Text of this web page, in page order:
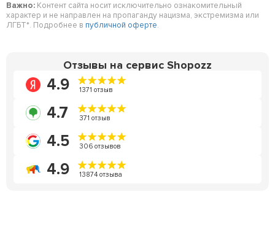
Важно: Контент сайта носит исключительно ознакомительный
характер и не направлен на пропаганду нацизма, экстремизма или
ЛГБТ*. Подробнее в публичной оферте.
Отзывы на сервис Shopozz
4.9 1371 отзыв
4.7 371 отзыв
4.5 306 отзывов
4.9 13874 отзыва